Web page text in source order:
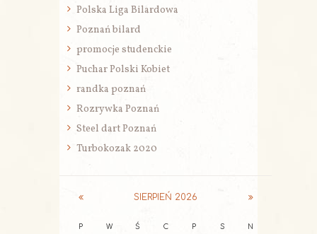
Polska Liga Bilardowa
Poznań bilard
promocje studenckie
Puchar Polski Kobiet
randka poznań
Rozrywka Poznań
Steel dart Poznań
Turbokozak 2020
SIERPIEŃ 2026
P W Ś C P S N